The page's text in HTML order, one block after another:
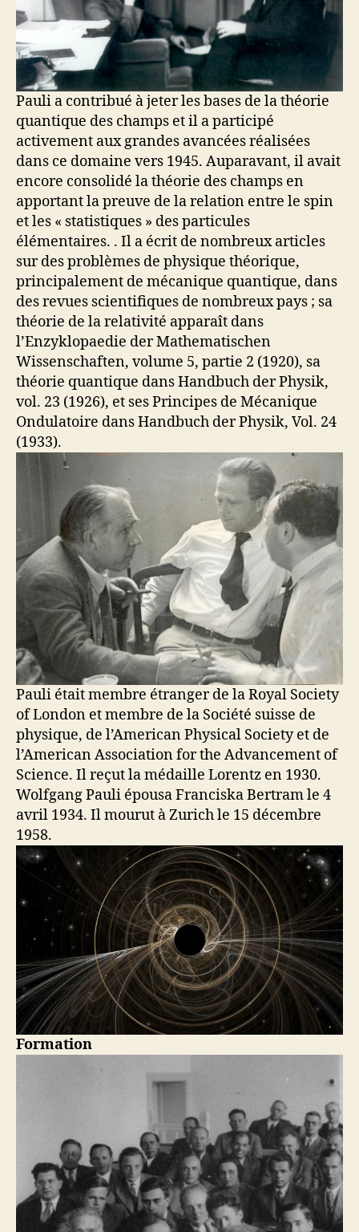
Pauli a contribué à jeter les bases de la théorie
quantique des champs et il a participé
activement aux grandes avancées réalisées
dans ce domaine vers 1945. Auparavant, il avait
encore consolidé la théorie des champs en
apportant la preuve de la relation entre le spin
et les « statistiques » des particules
élémentaires. . Il a écrit de nombreux articles
sur des problèmes de physique théorique,
principalement de mécanique quantique, dans
des revues scientifiques de nombreux pays ; sa
théorie de la relativité apparaît dans
l’Enzyklopaedie der Mathematischen
Wissenschaften, volume 5, partie 2 (1920), sa
théorie quantique dans Handbuch der Physik,
vol. 23 (1926), et ses Principes de Mécanique
Ondulatoire dans Handbuch der Physik, Vol. 24
(1933).
Pauli était membre étranger de la Royal Society
of London et membre de la Société suisse de
physique, de l’American Physical Society et de
l’American Association for the Advancement of
Science. Il reçut la médaille Lorentz en 1930.
Wolfgang Pauli épousa Franciska Bertram le 4
avril 1934. Il mourut à Zurich le 15 décembre
1958.
Formation